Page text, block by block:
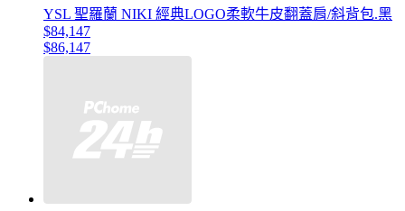
YSL 聖羅蘭 NIKI 經典LOGO柔軟牛皮翻蓋肩/斜背包.黑
$84,147
$86,147